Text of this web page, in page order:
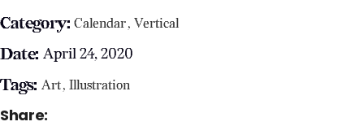
Category: Calendar Vertical
Date: April 24, 2020
Tags: Art Illustration
Share: